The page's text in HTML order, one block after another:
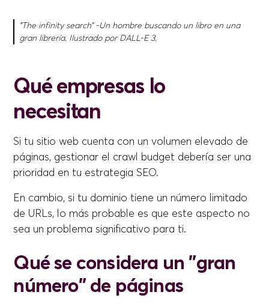
"The infinity search” -Un hombre buscando un libro en una
gran librería. Ilustrado por DALL-E 3.
Qué empresas lo
necesitan
Si tu sitio web cuenta con un volumen elevado de
páginas, gestionar el crawl budget debería ser una
prioridad en tu estrategia SEO.
En cambio, si tu dominio tiene un número limitado
de URLs, lo más probable es que este aspecto no
sea un problema significativo para ti.
Qué se considera un "gran
número" de páginas